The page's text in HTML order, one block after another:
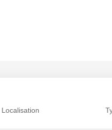
Localisation